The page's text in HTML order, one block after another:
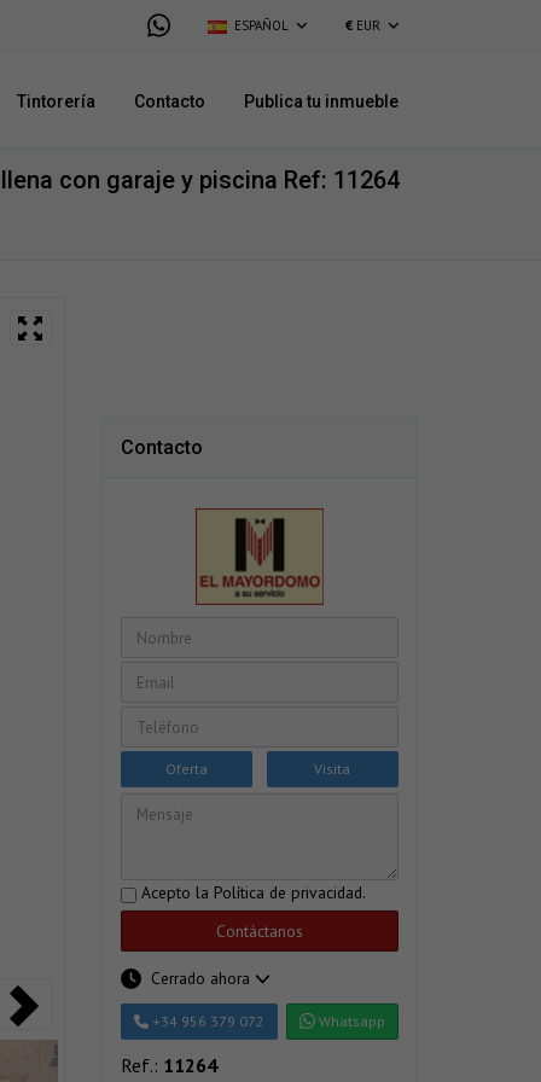
ESPAÑOL € EUR
Tintorería Contacto Publica tu inmueble
Ref: 11264
con garaje y piscina
Contacto
Oferta Visita
Acepto la Política de privacidad.
Contáctanos
Cerrado ahora
+34 956 379 072 Whatsapp
Ref.: 11264